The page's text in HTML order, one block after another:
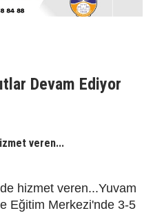
Devam Ediyor
veren...
hizmet veren...Yuvam
Eğitim Merkezi'nde 3-5